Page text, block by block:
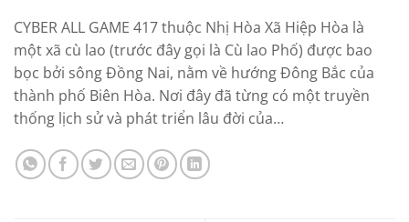
CYBER ALL GAME 417 thuộc Nhị Hòa Xã Hiệp Hòa là
một xã cù lao (trước đây gọi là Cù lao Phố) được bao
bọc bởi sông Đồng Nai, nằm về hướng Đông Bắc của
thành phố Biên Hòa. Nơi đây đã từng có một truyền
thống lịch sử và phát triển lâu đời của…